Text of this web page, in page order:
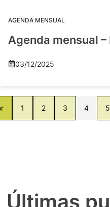
AGENDA MENSUAL
Agenda mensual
03/12/2025
1 2 3 4 5
Últimas